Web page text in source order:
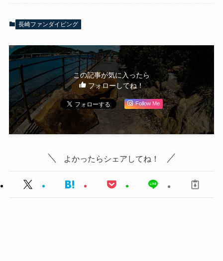
長崎ファンダイビング
この記事が気に入ったら
フォローしてね！
Follow Me
よかったらシェアしてね！